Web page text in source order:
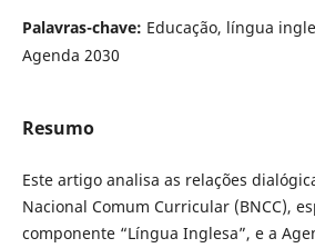
Palavras-chave: Educação, língua
Agenda 2030
Resumo
Este artigo analisa as relações
Nacional Comum Curricular (BNCC),
componente “Língua Inglesa”, e a